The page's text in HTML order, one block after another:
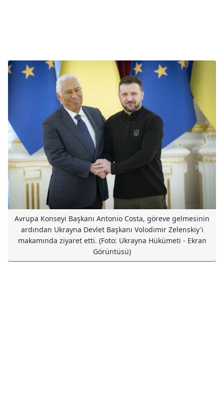
Avrupa Konseyi Başkanı Antonio Costa, göreve gelmesinin
ardından Ukrayna Devlet Başkanı Volodimir Zelenskiy'i
makamında ziyaret etti. (Foto: Ukrayna Hükümeti - Ekran
Görüntüsü)